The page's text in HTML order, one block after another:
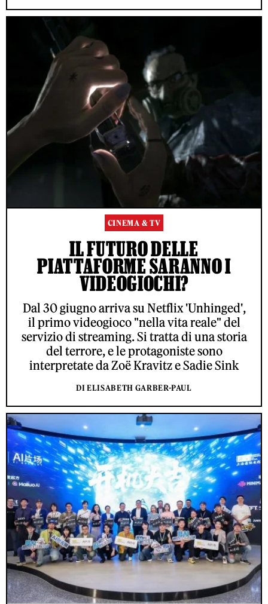
CINEMA & TV
IL FUTURO DELLE
PIATTAFORME SARANNO I
VIDEOGIOCHI?
Dal 30 giugno arriva su Netflix 'Unhinged',
il primo videogioco "nella vita reale" del
servizio di streaming. Si tratta di una storia
del terrore, e le protagoniste sono
interpretate da Zoë Kravitz e Sadie Sink
DI ELISABETH GARBER-PAUL